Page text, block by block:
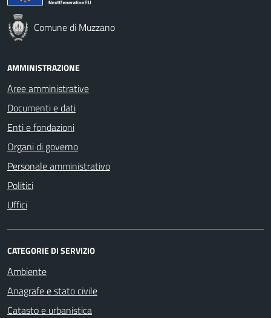
Comune di Muzzano
AMMINISTRAZIONE
Aree amministrative
Documenti e dati
Enti e fondazioni
Organi di governo
Personale amministrativo
Politici
Uffici
CATEGORIE DI SERVIZIO
Ambiente
Anagrafe e stato civile
Catasto e urbanistica